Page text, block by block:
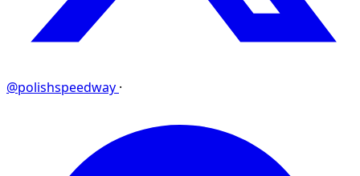
@polishspeedway ·